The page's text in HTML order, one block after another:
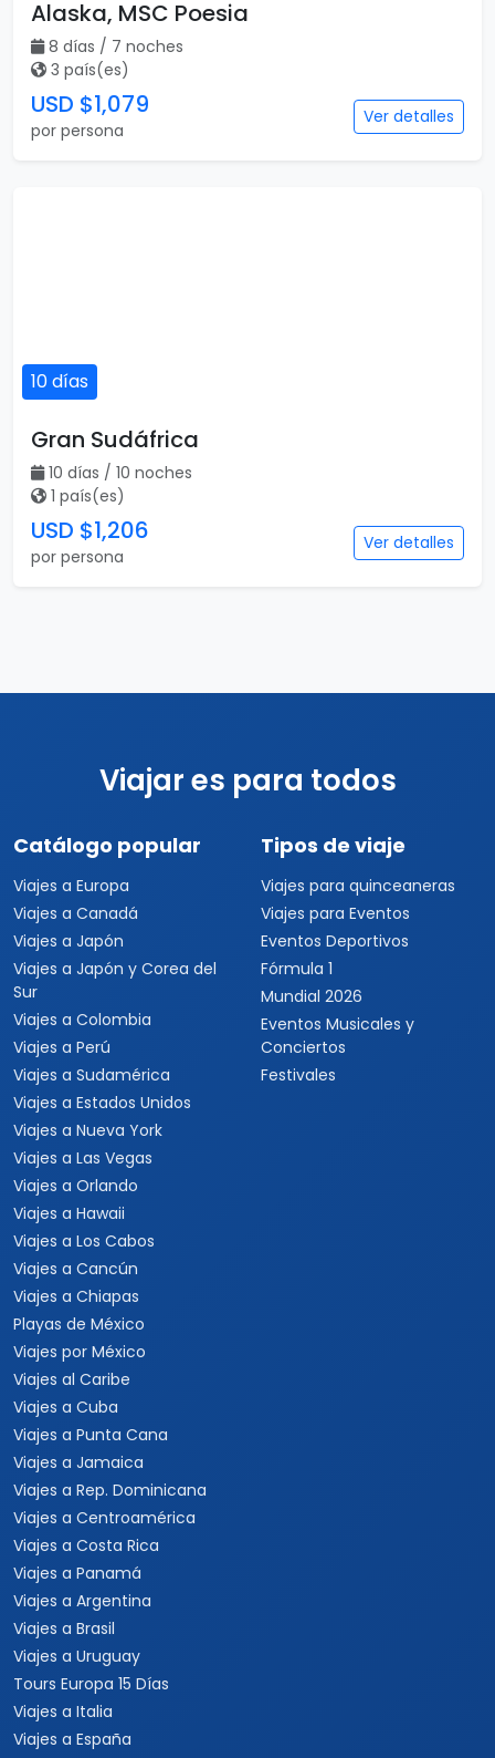
Alaska, MSC Poesia
8 días / 7 noches
3 país(es)
USD $1,079
por persona
Ver detalles
10 días
Gran Sudáfrica
10 días / 10 noches
1 país(es)
USD $1,206
por persona
Ver detalles
Viajar es para todos
Catálogo popular
Viajes a Europa
Viajes a Canadá
Viajes a Japón
Viajes a Japón y Corea del
Sur
Viajes a Colombia
Viajes a Perú
Viajes a Sudamérica
Viajes a Estados Unidos
Viajes a Nueva York
Viajes a Las Vegas
Viajes a Orlando
Viajes a Hawaii
Viajes a Los Cabos
Viajes a Cancún
Viajes a Chiapas
Playas de México
Viajes por México
Viajes al Caribe
Viajes a Cuba
Viajes a Punta Cana
Viajes a Jamaica
Viajes a Rep. Dominicana
Viajes a Centroamérica
Viajes a Costa Rica
Viajes a Panamá
Viajes a Argentina
Viajes a Brasil
Viajes a Uruguay
Tours Europa 15 Días
Viajes a Italia
Viajes a España
Tipos de viaje
Viajes para quinceaneras
Viajes para Eventos
Eventos Deportivos
Fórmula 1
Mundial 2026
Eventos Musicales y
Conciertos
Festivales